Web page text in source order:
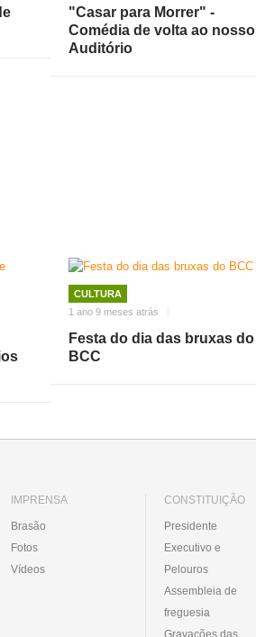
"Casar para Morrer" -
Comédia de volta ao nosso
Auditório
CULTURA
1 ano 9 meses atrás
Festa do dia das bruxas do
BCC
IMPRENSA
Brasão
Fotos
Vídeos
CONSTITUIÇÃO
Presidente
Executivo e
Pelouros
Assembleia de
freguesia
Gravações das